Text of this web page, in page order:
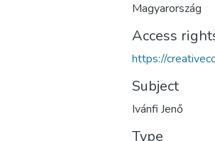
Magyarország
Access
https://
Subject
Ivánfi Jenő
Type